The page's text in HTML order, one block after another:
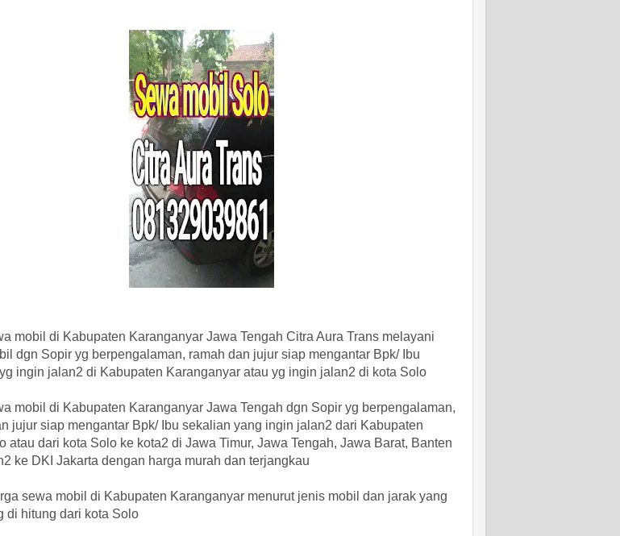
mobil di Kabupaten Karanganyar Jawa Tengah Citra Aura Trans melayani
dgn Sopir yg berpengalaman, ramah dan jujur siap mengantar Bpk/ Ibu
ingin jalan2 di Kabupaten Karanganyar atau yg ingin jalan2 di kota Solo
mobil di Kabupaten Karanganyar Jawa Tengah dgn Sopir yg berpengalaman,
jujur siap mengantar Bpk/ Ibu sekalian yang ingin jalan2 dari Kabupaten
atau dari kota Solo ke kota2 di Jawa Timur, Jawa Tengah, Jawa Barat, Banten
ke DKI Jakarta dengan harga murah dan terjangkau
sewa mobil di Kabupaten Karanganyar menurut jenis mobil dan jarak yang
di hitung dari kota Solo